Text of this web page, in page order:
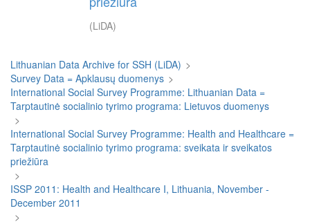
(LiDA)
Lithuanian Data Archive for SSH (LiDA) >
Survey Data = Apklausų duomenys >
International Social Survey Programme: Lithuanian Data =
Tarptautinė socialinio tyrimo programa: Lietuvos duomenys
>
International Social Survey Programme: Health and Healthcare =
Tarptautinė socialinio tyrimo programa: sveikata ir sveikatos
priežiūra
>
ISSP 2011: Health and Healthcare I, Lithuania, November -
December 2011
>